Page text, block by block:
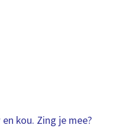
kou. Zing je mee?